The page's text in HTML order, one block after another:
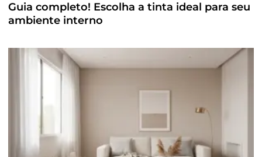
Guia completo! Escolha a tinta ideal para seu
ambiente interno